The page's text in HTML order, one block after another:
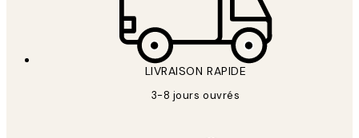
LIVRAISON RAPIDE
3-8 jours ouvrés